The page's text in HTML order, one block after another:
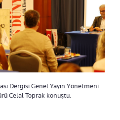
Dergisi Genel Yayın Yönetmeni
Celal Toprak konuştu.